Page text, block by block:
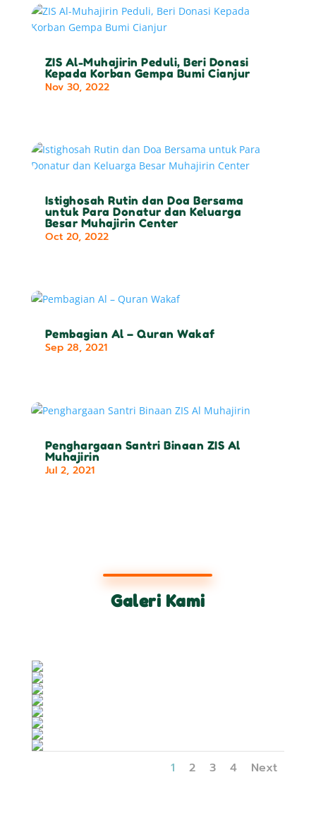
ZIS Al-Muhajirin Peduli, Beri Donasi
Kepada Korban Gempa Bumi Cianjur
Nov 30, 2022
Istighosah Rutin dan Doa Bersama
untuk Para Donatur dan Keluarga
Besar Muhajirin Center
Oct 20, 2022
Pembagian Al – Quran Wakaf
Sep 28, 2021
Penghargaan Santri Binaan ZIS Al
Muhajirin
Jul 2, 2021
Galeri Kami
1 2 3 4 Next